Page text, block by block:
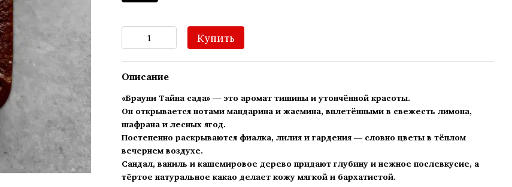
Купить
Описание
«Брауни Тайна сада»— это аромат тишины и утончённой красоты.
Он открывается нотами мандарина и жасмина, вплетёнными в свежесть лимона,
шафрана и лесных ягод.
Постепенно раскрываются фиалка, лилия и гардения — словно цветы в тёплом
вечернем воздухе.
Сандал, ваниль и кашемировое дерево придают глубину и нежное послевкусие, а
тёртое натуральное какао делает кожу мягкой и бархатистой.